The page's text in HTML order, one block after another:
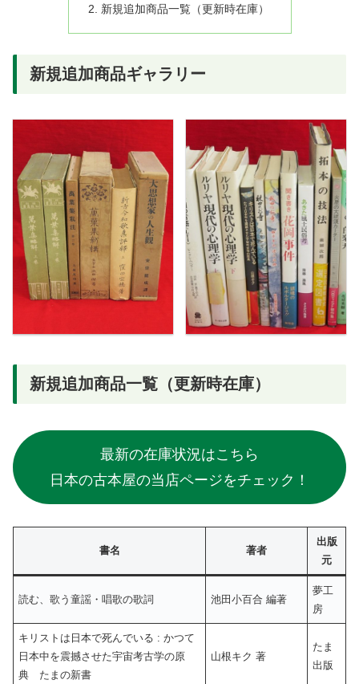
新規追加商品一覧（更新時在庫）
新規追加商品ギャラリー
新規追加商品一覧（更新時在庫）
最新の在庫状況はこちら
日本の古本屋の当店ページをチェック！
書名 著者
出版
元
読む、歌う童謡・唱歌の歌詞 池田小百合 編著
夢工
房
キリストは日本で死んでいる : かつて
日本中を震撼させた宇宙考古学の原
典 たまの新書
山根キク 著
たま
出版